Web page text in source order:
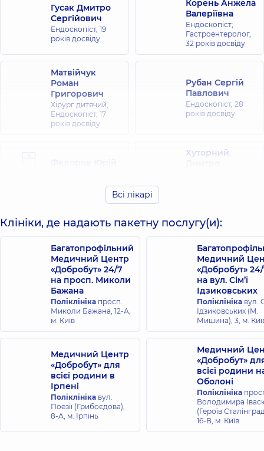
Гусак Дмитро
Сергійович
Ендоскопіст, 19
років досвіду
Корень Анжела
Валеріївна
Ендоскопіст;
Гастроентеролог,
32 років досвіду
Матвійчук
Роман
Григорович
Хірург дитячий;
Ендоскопіст, 17
років досвіду
Рубан Сергій
Павлович
Ендоскопіст, 28
років досвіду
Хуторний
Михальнюк
Богдан
Вікторович
Хірург;
Ендоскопіст;
Хірург проктолог, 5
років досвіду
Олексій
Віталійович
Ендоскопіст,
років досвіду
Миляновська
Анна Олегівна
Ендоскопіст,16
Всі лікарі
Клініки, де надають пакетну послугу(и):
Багатопрофільний
Медичний Центр
«Добробут» 24/7
на просп. Миколи
Бажана
Поліклініка просп.
Миколи Бажана, 12-А,
м. Київ
Медичний
«Добробут»
на вул. Сім’ї
Ідзиковських
Поліклініка вул.
Ідзиковських (М.
Мишина), 3, м.
Медичний Центр
«Добробут» для
всієї родини в
Ірпені
Поліклініка вул.
Поезії (Грибоєдова),
8-А, м. Ірпінь
Медичний
«Добробут»
всієї родини
Оболоні
Поліклініка
Володимира
(Героїв
16-В, м. Київ